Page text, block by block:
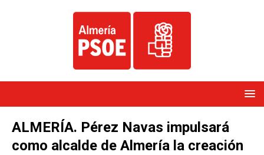
ALMERÍA. Pérez Navas impulsará
como alcalde de Almería la creación